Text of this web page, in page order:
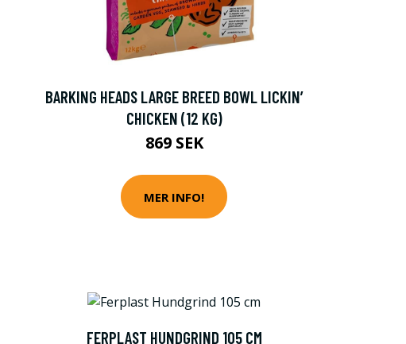
BARKING HEADS LARGE BREED BOWL LICKIN’
CHICKEN (12 KG)
869 SEK
MER INFO!
FERPLAST HUNDGRIND 105 CM